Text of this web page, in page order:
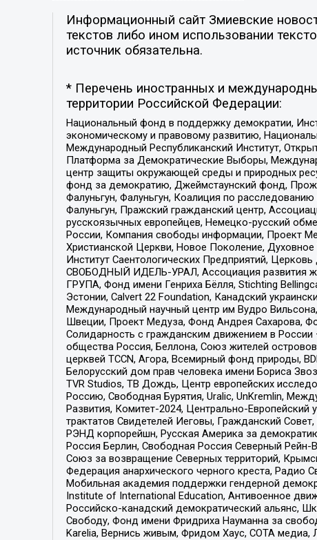
Информационный сайт Змиевские
текстов либо ином использовании
источник обязательна.
* Перечень иностранных и
территории Российской Федерации:
Национальный фонд в поддержку демократии,
экономическому и правовому развитию,
Международный Республиканский Институт,
Платформа за Демократические Выборы,
центр защиты окружающей среды и природных
фонд за демократию, Джеймстаунский фонд,
Фалуньгун, Фалуньгун, Коалиция по
Фалуньгун, Пражский гражданский центр,
русскоязычных европейцев, Немецко-русский
России, Компания свободы информации, Проект
Христианской Церкви, Новое Поколение,
Институт Саентологических Предприятий,
СВОБОДНЫЙ ИДЕЛЬ-УРАЛ, Ассоциация развития
ГРУПА, Фонд имени Генриха Бёлля, Stichting
Эстонии, Calvert 22 Foundation, Канадский
Международный научный центр им Вудро
Швеции, Проект Медуза, Фонд Андрея Сахарова,
Солидарность с гражданским движением в России
общества Россия, Беллона, Союз жителей
церквей TCCN, Агора, Всемирный фонд природы,
Белорусский дом прав человека имени Бориса
TVR Studios, ТВ Дождь, Центр европейских
Россию, Свободная Бурятия, Uralic, UnKremlin,
Развития, Комитет-2024, Центрально-
трактатов Свидетелей Иеговы, Гражданский
РЭНД корпорейшн, Русская Америка за
Россия Берлин, Свободная Россия Северный
Союз за возвращение Северных территорий,
Федерация анархического черного креста, Радио
Мобильная академия поддержки гендерной
Institute of International Education, Антивоенное
Российско-канадский демократический альянс,
Свободу, Фонд имени Фридриха Науманна за
Karelia, Вернись живым, Фридом Хаус, СОТА медиа,